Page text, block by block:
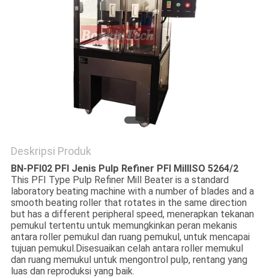
Deskripsi Produk
BN-PFI02 PFI Jenis Pulp Refiner PFI Mill
ISO 5264/2
This PFI Type Pulp Refiner Mill Beater is a standard
laboratory beating machine with a number of blades and a
smooth beating roller that rotates in the same direction
but has a different peripheral speed, menerapkan tekanan
pemukul tertentu untuk memungkinkan peran mekanis
antara roller pemukul dan ruang pemukul, untuk mencapai
tujuan pemukul.Disesuaikan celah antara roller memukul
dan ruang memukul untuk mengontrol pulp, rentang yang
luas dan reproduksi yang baik.